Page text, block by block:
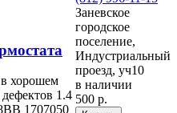
хорошем
1.4
1707050
Заневское
городское
поселение,
Индустриальный
проезд, уч10
в наличии
500 р.